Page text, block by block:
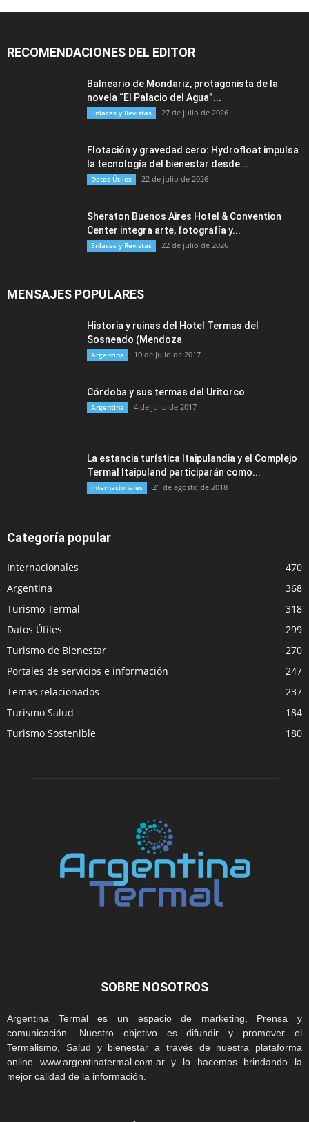
RECOMENDACIONES DEL EDITOR
Balneario de Mondariz, protagonista de la
novela “El Palacio del Agua”...
Enlaces y Revistas 27 de julio de 2026
Flotación y gravedad cero: Hydrofloat impulsa
la tecnología del bienestar desde...
Datos Útiles 22 de julio de 2026
Sheraton Buenos Aires Hotel & Convention
Center integra arte, fotografía y...
Enlaces y Revistas 22 de julio de 2026
MENSAJES POPULARES
Historia y ruinas del Hotel Termas del
Sosneado (Mendoza
Argentina 10 de julio de 2017
Córdoba y sus termas del Uritorco
Argentina 4 de julio de 2017
La estancia turística Itaipulandia y el Complejo
Termal Itaipuland participarán como...
Internacionales 21 de agosto de 2018
Categoría popular
Internacionales
470
Argentina
368
Turismo Termal
318
Datos Útiles
299
Turismo de Bienestar
270
Portales de servicios e información
247
Temas relacionados
237
Turismo Salud
184
Turismo Sostenible
180
SOBRE NOSOTROS
Argentina Termal es un espacio de marketing, Prensa y
comunicación. Nuestro objetivo es difundir y promover el
Termalismo, Salud y bienestar a través de nuestra plataforma
online www.argentinatermal.com.ar y lo hacemos brindando la
mejor calidad de la información.